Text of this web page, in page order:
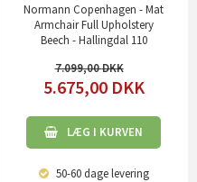
Normann Copenhagen - Mat
Armchair Full Upholstery
Beech - Hallingdal 110
7.099,00
5.675,00 DKK
LÆG I KURVEN
50-60 dagelevering